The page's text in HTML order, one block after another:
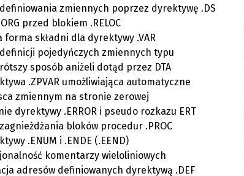
zmiennych poprzez dyrektywę .DS
przed blokiem .RELOC
składni dla dyrektywy .VAR
pojedyńczych zmiennych typu
sposób aniżeli dotąd przez DTA
.ZPVAR umożliwiająca automatyczne
zmiennym na stronie zerowej
dyrektywy .ERROR i pseudo rozkazu ERT
bloków procedur .PROC
.ENUM i .ENDE (.EEND)
komentarzy wieloliniowych
adresów definiowanych dyrektywą .DEF